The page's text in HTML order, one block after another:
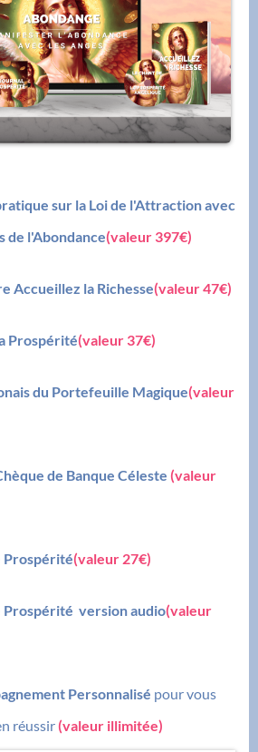
sur la Loi de l'Attraction avec
de l'Abondance(valeur 397€)
Accueillez la Richesse(valeur 47€)
Prospérité(valeur 37€)
du Portefeuille Magique(valeur
de Banque Céleste (valeur
Prospérité(valeur 27€)
Prospérité version audio(valeur
Personnalisé pour vous
réussir(valeur illimitée)